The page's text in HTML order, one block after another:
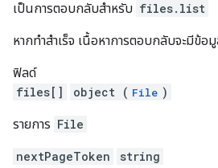
เป็นการตอบกลับสำหรับ files.list
หากทำสำเร็จ เนื้อหาการตอบกลับจะมีข้อ
ฟิลด์
files[]
object ( File )
รายการ File
nextPageToken string